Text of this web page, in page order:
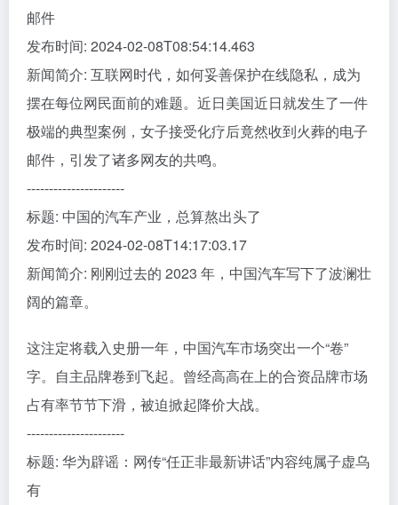
邮件
发布时间: 2024-02-08T08:54:14.463
新闻简介: 互联网时代，如何妥善保护在线隐私，成为
摆在每位网民面前的难题。近日美国近日就发生了一件
极端的典型案例，女子接受化疗后竟然收到火葬的电子
邮件，引发了诸多网友的共鸣。
----------------------
标题: 中国的汽车产业，总算熬出头了
发布时间: 2024-02-08T14:17:03.17
新闻简介: 刚刚过去的 2023 年，中国汽车写下了波澜壮
阔的篇章。
这注定将载入史册一年，中国汽车市场突出一个“卷”
字。自主品牌卷到飞起。曾经高高在上的合资品牌市场
占有率节节下滑，被迫掀起降价大战。
----------------------
标题: 华为辟谣：网传“任正非最新讲话”内容纯属子虚乌
有